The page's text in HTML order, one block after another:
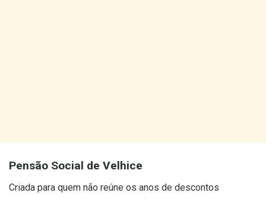
Pensão Social de Velhice
Criada para quem não reúne os anos de descontos